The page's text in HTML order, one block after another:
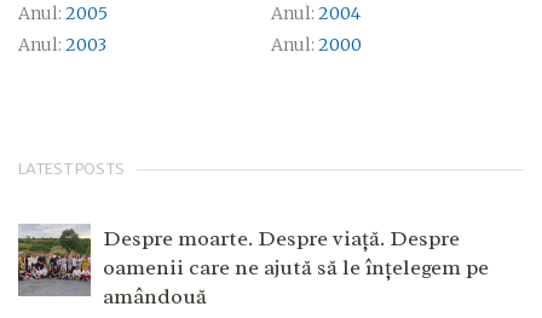
Anul: 2005 Anul: 2004
Anul: 2003 Anul: 2000
LATEST POSTS
Despre moarte. Despre viață. Despre
oamenii care ne ajută să le înțelegem pe
amândouă